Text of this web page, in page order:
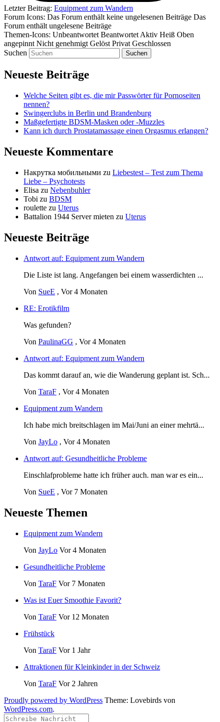
Letzter Beitrag: Equipment zum Wandern
Forum Icons: Das Forum enthält keine ungelesenen Beiträge Das
Forum enthält ungelesene Beiträge
Themen-Icons: Unbeantwortet Beantwortet Aktiv Heiß Oben
angepinnt Nicht genehmigt Gelöst Privat Geschlossen
Suchen
Neueste Beiträge
Welche Seiten gibt es, die mir Passwörter für Pornoseiten
nennen?
Swingerclubs in Berlin und Brandenburg
Maßgefertigte BDSM-Masken oder -Muzzles
Kann ich durch Prostatamassage einen Orgasmus erlangen?
Neueste Kommentare
Накрутка мобильными zu Liebestest – Test zum Thema
Liebe – Psychotests
Elisa zu Nebenbuhler
Tobi zu BDSM
roulette zu Uterus
Battalion 1944 Server mieten zu Uterus
Neueste Beiträge
Antwort auf: Equipment zum Wandern
Die Liste ist lang. Angefangen bei einem wasserdichten ...
Von SueE , Vor 4 Monaten
RE: Erotikfilm
Was gefunden?
Von PaulinaGG , Vor 4 Monaten
Antwort auf: Equipment zum Wandern
Das kommt darauf an, wie die Wanderung geplant ist. Sch...
Von TaraF , Vor 4 Monaten
Equipment zum Wandern
Ich habe mich breitschlagen im Mai/Juni an einer mehrtä...
Von JayLo , Vor 4 Monaten
Antwort auf: Gesundheitliche Probleme
Einschlafprobleme hatte ich früher auch. man war es ein...
Von SueE , Vor 7 Monaten
Neueste Themen
Equipment zum Wandern
Von JayLo Vor 4 Monaten
Gesundheitliche Probleme
Von TaraF Vor 7 Monaten
Was ist Euer Smoothie Favorit?
Von TaraF Vor 12 Monaten
Frühstück
Von TaraF Vor 1 Jahr
Attraktionen für Kleinkinder in der Schweiz
Von TaraF Vor 2 Jahren
Proudly powered by WordPress Theme: Lovebirds von
WordPress.com.